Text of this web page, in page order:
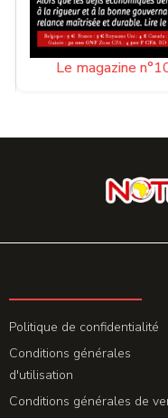
Le magazine
Politique de confidentialité
Conditions générales
d'utilisation
Conditions générales de